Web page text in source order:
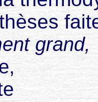
grand,